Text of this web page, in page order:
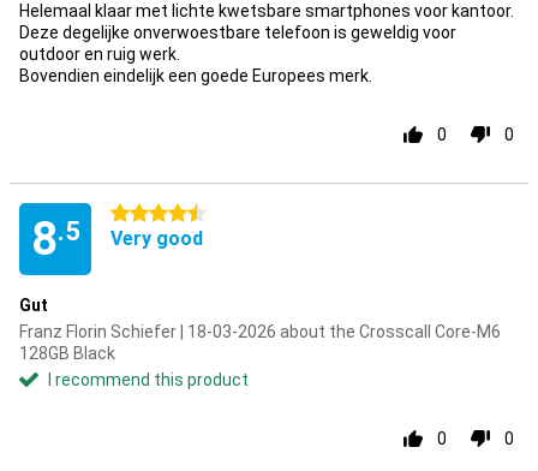
Helemaal klaar met lichte kwetsbare smartphones voor kantoor.
Deze degelijke onverwoestbare telefoon is geweldig voor
outdoor en ruig werk.
Bovendien eindelijk een goede Europees merk.
0 0
8.5
4.5 stars
Very good
Gut
Franz Florin Schiefer | 18-03-2026 about the Crosscall Core-M6
128GB Black
I recommend this product
0 0